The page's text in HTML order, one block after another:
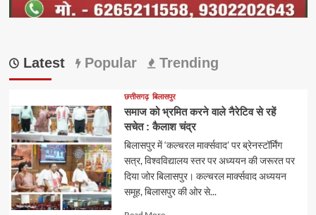
Latest Popular Trending
छत्तीसगढ़ बिलासपुर
समाज को भ्रमित करने वाले नैरेटिव से रहें
सचेत : कैलाश चंद्र
बिलासपुर में ‘कल्चरल मार्क्सवाद’ पर ब्रेनस्टॉर्मिंग
सत्र, विश्वविद्यालय स्तर पर अध्ययन की जरूरत पर
दिया जोर बिलासपुर। कल्चरल मार्क्सवाद अध्ययन
समूह, बिलासपुर की ओर से...
Read